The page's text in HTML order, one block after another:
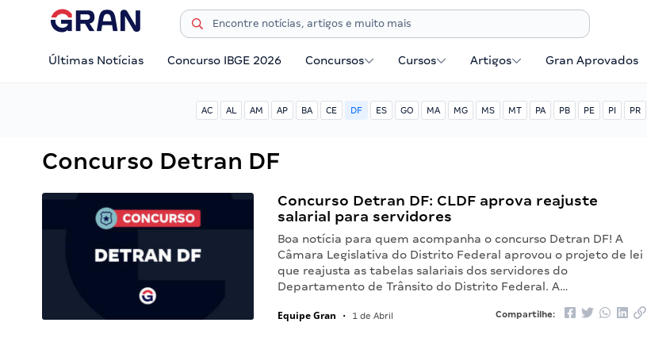
Últimas Notícias Concurso IBGE 2026 Concursos Cursos Artigos Gran Aprovados
AC AL AM AP BA CE DF ES GO MA MG MS MT PA PB PE PI PR
Concurso Detran DF
Concurso Detran DF: CLDF aprova reajuste
salarial para servidores
Boa notícia para quem acompanha o concurso Detran DF! A
Câmara Legislativa do Distrito Federal aprovou o projeto de lei
que reajusta as tabelas salariais dos servidores do
Departamento de Trânsito do Distrito Federal. A…
Equipe Gran • 1 de Abril Compartilhe: